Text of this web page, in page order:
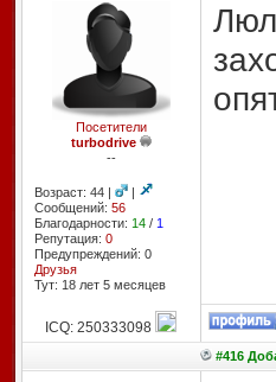
Посетители
turbodrive
--
Возраст: 44 |
|
Сообщений: 56
Благодарности: 14/ 1
Репутация: 0
Предупреждений: 0
Друзья
Тут: 18 лет 5 месяцев
ICQ: 250333098
#416